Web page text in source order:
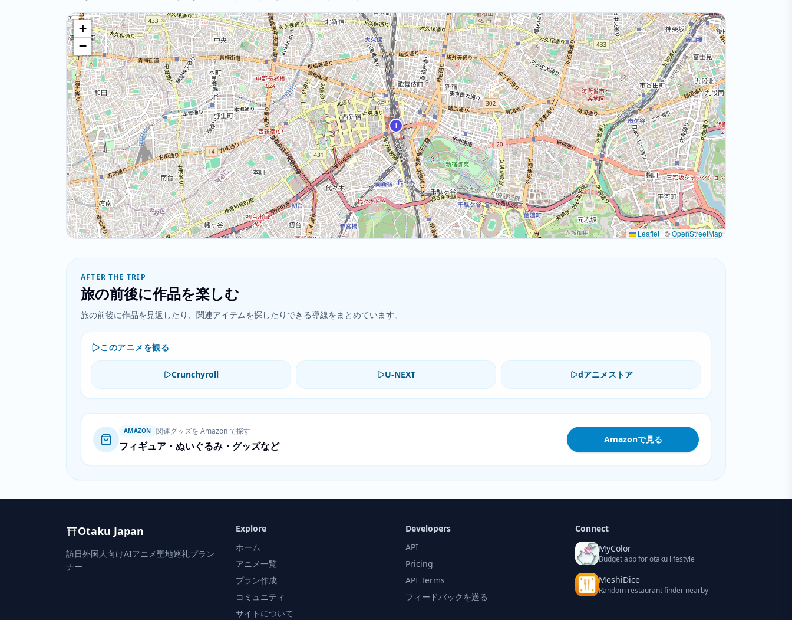
1
+
−
Leaflet | ©OpenStreetMap
AFTER THE TRIP
旅の前後に作品を楽しむ
旅の前後に作品を見返したり、関連アイテムを探したりできる導線をまとめています。
このアニメを観る
Crunchyroll U-NEXT dアニメストア
AMAZON 関連グッズを Amazon で探す
フィギュア・ぬいぐるみ・グッズなど
Amazonで見る
Otaku Japan
訪日外国人向けAIアニメ聖地巡礼プラン
ナー
Explore
ホーム
アニメ一覧
プラン作成
コミュニティ
サイトについて
Developers
API
Pricing
API Terms
フィードバックを送る
Connect
MyColor
Budget app for otaku lifestyle
MeshiDice
Random restaurant finder nearby